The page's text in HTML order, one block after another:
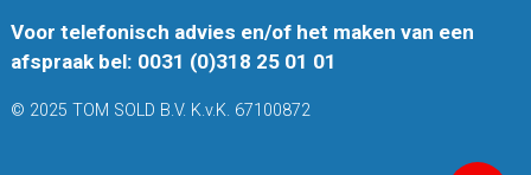
Voor telefonisch advies en/of het maken van een
afspraak bel: 0031 (0)318 25 01 01
© 2025 TOM SOLD B.V. K.v.K. 67100872